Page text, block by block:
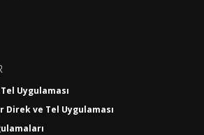
Uygulaması
Direk ve Tel Uygulaması